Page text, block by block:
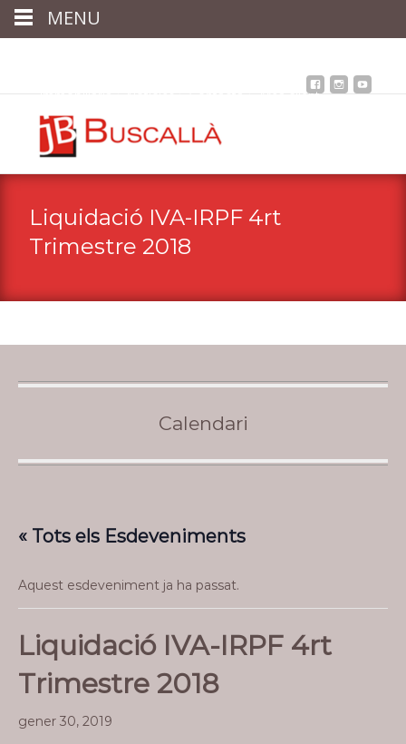
Immobiliària Notícies Contacta Àrea client
Liquidació IVA-IRPF 4rt
Trimestre 2018
Calendari
« Tots els Esdeveniments
Aquest esdeveniment ja ha passat.
Liquidació IVA-IRPF 4rt
Trimestre 2018
gener 30, 2019
MENU